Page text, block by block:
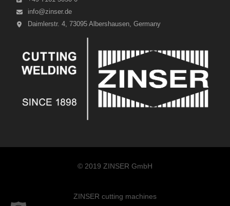
info@zinser.de
Daimlerstr. 4, 73095 Albershausen, Germany
© 2019 ZINSER GmbH
ZINSER cutting machines